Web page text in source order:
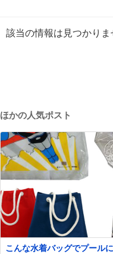
該当の情報は見つかりま
ほかの人気ポスト
こんな水着バッグでプール